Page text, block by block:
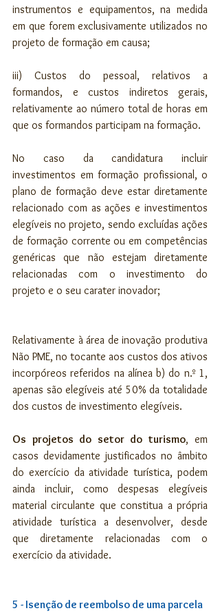
instrumentos e equipamentos, na medida
em que forem exclusivamente utilizados no
projeto de formação em causa;
iii) Custos do pessoal, relativos a
formandos, e custos indiretos gerais,
relativamente ao número total de horas em
que os formandos participam na formação.
No caso da candidatura incluir
investimentos em formação profissional, o
plano de formação deve estar diretamente
relacionado com as ações e investimentos
elegíveis no projeto, sendo excluídas ações
de formação corrente ou em competências
genéricas que não estejam diretamente
relacionadas com o investimento do
projeto e o seu carater inovador;
Relativamente à área de inovação produtiva
Não PME, no tocante aos custos dos ativos
incorpóreos referidos na alínea b) do n.º 1,
apenas são elegíveis até 50% da totalidade
dos custos de investimento elegíveis.
Os projetos do setor do turismo, em
casos devidamente justificados no âmbito
do exercício da atividade turística, podem
ainda incluir, como despesas elegíveis
material circulante que constitua a própria
atividade turística a desenvolver, desde
que diretamente relacionadas com o
exercício da atividade.
5 - Isenção de reembolso de uma parcela